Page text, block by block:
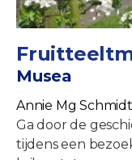
Musea
Annie Mg
Ga door de
tijdens een